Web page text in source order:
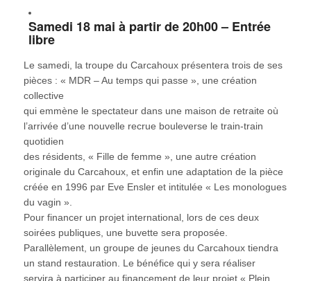
Samedi 18 mai à partir de 20h00 – Entrée
libre
Le samedi, la troupe du Carcahoux présentera trois de ses
pièces : « MDR – Au temps qui passe », une création
collective
qui emmène le spectateur dans une maison de retraite où
l’arrivée d’une nouvelle recrue bouleverse le train-train
quotidien
des résidents, « Fille de femme », une autre création
originale du Carcahoux, et enfin une adaptation de la pièce
créée en 1996 par Eve Ensler et intitulée « Les monologues
du vagin ».
Pour financer un projet international, lors de ces deux
soirées publiques, une buvette sera proposée.
Parallèlement, un groupe de jeunes du Carcahoux tiendra
un stand restauration. Le bénéfice qui y sera réaliser
servira à participer au financement de leur projet « Plein